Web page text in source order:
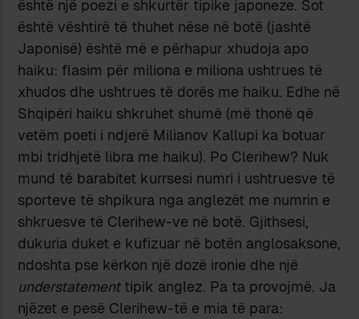
është një poezi e shkurtër tipike japoneze. Sot
është vështirë të thuhet nëse në botë (jashtë
Japonisë) është më e përhapur xhudoja apo
haiku: flasim për miliona e miliona ushtrues të
xhudos dhe ushtrues të dorës me haiku. Edhe në
Shqipëri haiku shkruhet shumë (më thonë që
vetëm poeti i ndjerë Milianov Kallupi ka botuar
mbi tridhjetë libra me haiku). Po Clerihew? Nuk
mund të barabitet kurrsesi numri i ushtruesve të
sporteve të shpikura nga anglezët me numrin e
shkruesve të Clerihew-ve në botë. Gjithsesi,
dukuria duket e kufizuar në botën anglosaksone,
ndoshta pse kërkon një dozë ironie dhe një
understatementtipik anglez. Pa ta provojmë. Ja
njëzet e pesë Clerihew-të e mia të para: